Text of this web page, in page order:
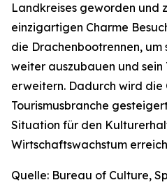
Landkreises geworden und
einzigartigen Charme
die Drachenbootrennen, um
weiter auszubauen und sein
erweitern. Dadurch wird
Tourismusbranche
Situation für den
Wirtschaftswachstum
Quelle: Bureau of Culture,